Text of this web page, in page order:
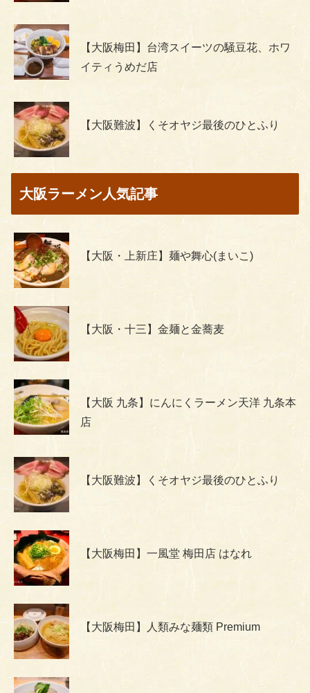
【大阪梅田】台湾スイーツの騒豆花、ホワ
イティうめだ店
【大阪難波】くそオヤジ最後のひとふり
大阪ラーメン人気記事
【大阪・上新庄】麺や舞心(まいこ)
【大阪・十三】金麺と金蕎麦
【大阪 九条】にんにくラーメン天洋 九条本
店
【大阪難波】くそオヤジ最後のひとふり
【大阪梅田】一風堂 梅田店 はなれ
【大阪梅田】人類みな麺類 Premium